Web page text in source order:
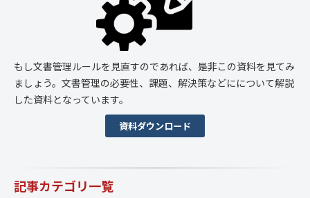
もし文書管理ルールを見直すのであれば、是非この資料を見てみ
ましょう。文書管理の必要性、課題、解決策などにについて解説
した資料となっています。
資料ダウンロード
記事カテゴリ一覧